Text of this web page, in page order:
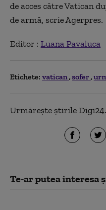
de acces către Vatican
de armă, scrie Agerpres.
Editor : Luana Pavaluca
Etichete: vatican sofer
Urmărește știrile
Te-ar putea interesa